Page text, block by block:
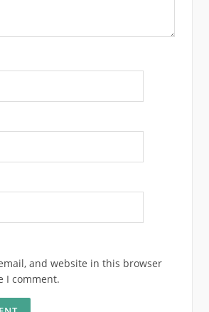
and website in this browser
I comment.